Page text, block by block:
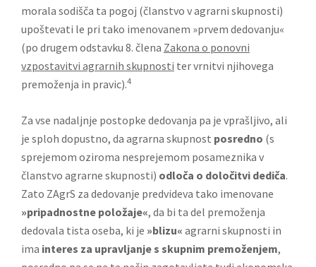
morala sodišča ta pogoj (članstvo v agrarni skupnosti)
upoštevati le pri tako imenovanem »prvem dedovanju«
(po drugem odstavku 8. člena Zakona o ponovni
vzpostavitvi agrarnih skupnosti ter vrnitvi njihovega
premoženja in pravic).4
Za vse nadaljnje postopke dedovanja pa je vprašljivo, ali
je sploh dopustno, da agrarna skupnost posredno (s
sprejemom oziroma nesprejemom posameznika v
članstvo agrarne skupnosti) odloča o določitvi dediča.
Zato ZAgrS za dedovanje predvideva tako imenovane
»pripadnostne položaje«, da bi ta del premoženja
dedovala tista oseba, ki je »blizu« agrarni skupnosti in
ima interes za upravljanje s skupnim premoženjem,